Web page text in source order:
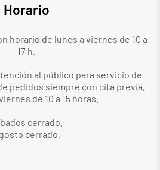
Horario
horario de lunes a viernes de 10 a
17 h.
al público para servicio de
pedidos siempre con cita previa,
de 10 a 15 horas.
cerrado.
cerrado.